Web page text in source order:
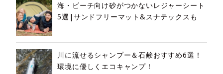
海・ビーチ向け砂がつかないレジャーシート
5選|サンドフリーマット&スナテックスも
川に流せるシャンプー＆石鹸おすすめ6選！
環境に優しくエコキャンプ！